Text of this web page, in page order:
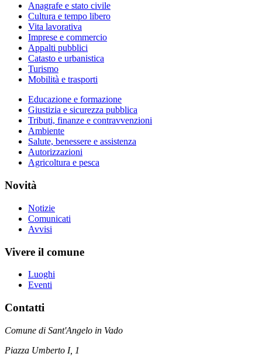
Anagrafe e stato civile
Cultura e tempo libero
Vita lavorativa
Imprese e commercio
Appalti pubblici
Catasto e urbanistica
Turismo
Mobilità e trasporti
Educazione e formazione
Giustizia e sicurezza pubblica
Tributi, finanze e contravvenzioni
Ambiente
Salute, benessere e assistenza
Autorizzazioni
Agricoltura e pesca
Novità
Notizie
Comunicati
Avvisi
Vivere il comune
Luoghi
Eventi
Contatti
Comune di Sant'Angelo in Vado
Piazza Umberto I, 1